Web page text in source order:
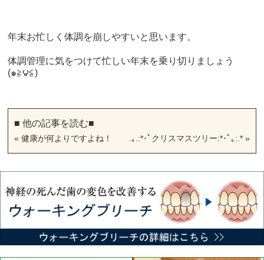
年末お忙しく体調を崩しやすいと思います。
体調管理に気をつけて忙しい年末を乗り切りましょう
(๑≧౪≦)
■ 他の記事を読む■
«健康が何よりですよね！ .｡.:*･ﾟクリスマスツリー:*･ﾟ｡:.*»